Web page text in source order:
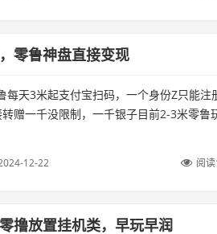
零鲁神盘直接变现
天3米起支付宝扫码，一个身份Z只能注
赠一千没限制，一千银子目前2-3米零鲁
12-22 阅
撸放置挂机类，早玩早润